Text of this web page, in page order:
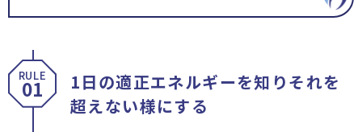
RULE
01
1日の適正エネルギーを知りそれを
超えない様にする